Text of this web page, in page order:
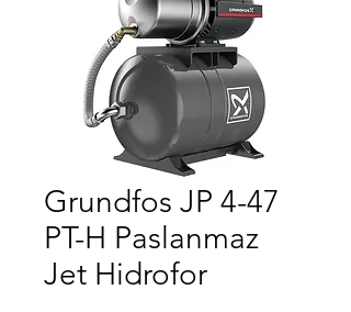
Grundfos JP 4-47
PT-H Paslanmaz
Jet Hidrofor